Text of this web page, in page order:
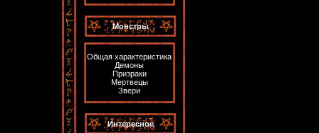
Монстры
Общая характеристика
Демоны
Призраки
Мертвецы
Звери
Интересное